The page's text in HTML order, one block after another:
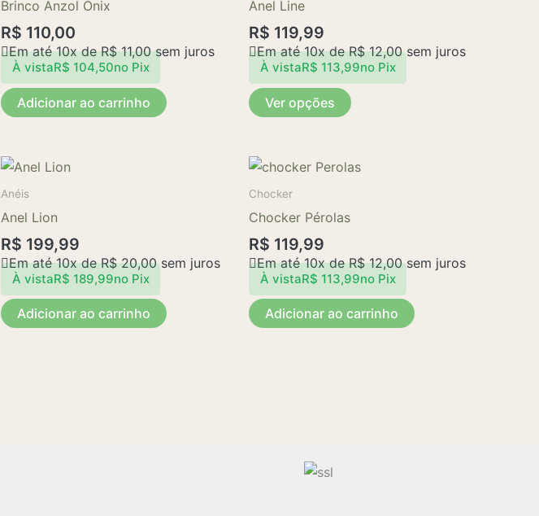
Brinco Anzol Onix
R$ 110,00
Em até 10x deR$11,00sem juros
À vistaR$ 104,50no Pix
Adicionar ao carrinho
Anel Line
R$ 119,99
Em até 10x deR$12,00sem juros
À vistaR$ 113,99no Pix
Ver opções
As
opções
podem
na
Anéis
Anel Lion
R$ 199,99
Em até 10x deR$20,00sem juros
À vistaR$ 189,99no Pix
Adicionar ao carrinho
Chocker
Chocker Pérolas
R$ 119,99
Em até 10x deR$12,00sem juros
À vistaR$ 113,99no Pix
Adicionar ao carrinho